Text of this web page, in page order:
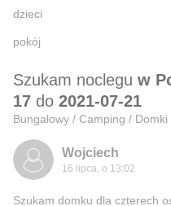
dzieci
pokój
Szukam noclegu w
17 do 2021-07-21
Bungalowy / Camping / Domki
Wojciech
16 lipca, o 13:02
Szukam domku dla czterech